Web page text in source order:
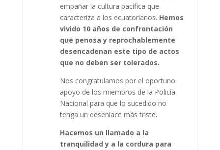
empañar la cultura pacífica que
caracteriza a los ecuatorianos. Hemos
vivido 10 años de confrontación
que penosa y reprochablemente
desencadenan este tipo de actos
que no deben ser tolerados.
Nos congratulamos por el oportuno
apoyo de los miembros de la Policía
Nacional para que lo sucedido no
tenga un desenlace más triste.
Hacemos un llamado a la
tranquilidad y a la cordura para